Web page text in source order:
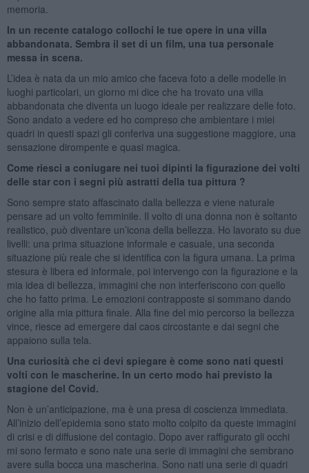
memoria.
In un recente catalogo collochi le tue opere in una villa
abbandonata. Sembra il set di un film, una tua personale
messa in scena.
L’idea è nata da un mio amico che faceva foto a delle modelle in
luoghi particolari, un giorno mi dice che ha trovato una villa
abbandonata che diventa un luogo ideale per realizzare delle foto.
Sono andato a vedere ed ho compreso che ambientare i miei
quadri in questi spazi gli conferiva una suggestione maggiore, una
sensazione dirompente e quasi magica.
Come riesci a coniugare nei tuoi dipinti la figurazione dei volti
delle star con i segni più astratti della tua pittura ?
Sono sempre stato affascinato dalla bellezza e viene naturale
pensare ad un volto femminile. Il volto di una donna non è soltanto
realistico, può diventare un’icona della bellezza. Ho lavorato su due
livelli: una prima situazione informale e casuale, una seconda
situazione più reale che si identifica con la figura umana. La prima
stesura è libera ed informale, poi intervengo con la figurazione e la
mia idea di bellezza, immagini che non interferiscono con quello
che ho fatto prima. Le emozioni contrapposte si sommano dando
origine alla mia pittura finale. Alla fine del mio percorso la bellezza
vince, riesce ad emergere dal caos circostante e dai segni che
appaiono sulla tela.
Una curiosità che ci devi spiegare è come sono nati questi
volti con le mascherine. In un certo modo hai previsto la
stagione del Covid.
Non è un’anticipazione, ma è una presa di coscienza immediata.
All’inizio dell’epidemia sono stato molto colpito da queste immagini
di crisi e di diffusione del contagio. Dopo aver raffigurato gli occhi
mi sono fermato e sono nate una serie di immagini che sembrano
avere sulla bocca una mascherina. Sono nati una serie di quadri